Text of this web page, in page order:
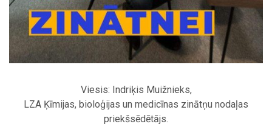
Viesis: Indriķis Muižnieks,
LZA Ķīmijas, bioloģijas un medicīnas zinātņu nodaļas
priekšsēdētājs.